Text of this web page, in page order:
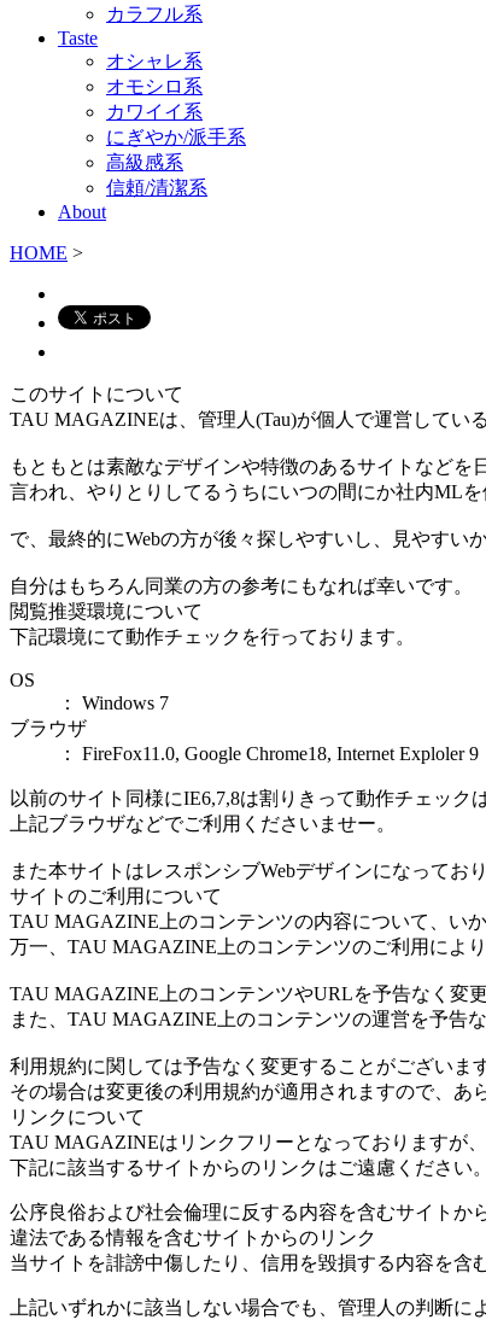
カラフル系
Taste
オシャレ系
オモシロ系
カワイイ系
にぎやか/派手系
高級感系
信頼/清潔系
About
HOME >
このサイトについて
TAU MAGAZINEは、管理人(Tau)が個人で運営してい
もともとは素敵なデザインや特徴のあるサイトなど
言われ、やりとりしてるうちにいつの間にか社内ML
で、最終的にWebの方が後々探しやすいし、見やすい
自分はもちろん同業の方の参考にもなれば幸いです。
閲覧推奨環境について
下記環境にて動作チェックを行っております。
OS
： Windows 7
ブラウザ
： FireFox11.0, Google Chrome18, Internet Exploler 9
以前のサイト同様にIE6,7,8は割りきって動作チェック
上記ブラウザなどでご利用くださいませー。
また本サイトはレスポンシブWebデザインになってお
サイトのご利用について
TAU MAGAZINE上のコンテンツの内容について、い
万一、TAU MAGAZINE上のコンテンツのご利用によ
TAU MAGAZINE上のコンテンツやURLを予告なく変
また、TAU MAGAZINE上のコンテンツの運営を予告
利用規約に関しては予告なく変更することがございます
その場合は変更後の利用規約が適用されますので、あ
リンクについて
TAU MAGAZINEはリンクフリーとなっておりますが、
下記に該当するサイトからのリンクはご遠慮ください。
公序良俗および社会倫理に反する内容を含むサイトか
違法である情報を含むサイトからのリンク
当サイトを誹謗中傷したり、信用を毀損する内容を含
上記いずれかに該当しない場合でも、管理人の判断に